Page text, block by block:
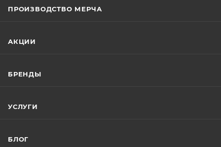
ПРОИЗВОДСТВО МЕРЧА
АКЦИИ
БРЕНДЫ
УСЛУГИ
БЛОГ